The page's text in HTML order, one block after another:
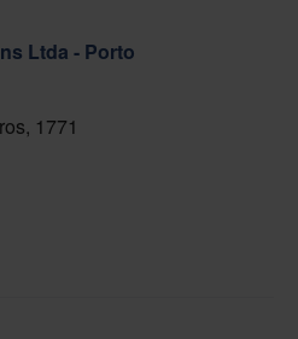
Ltda - Porto
1771